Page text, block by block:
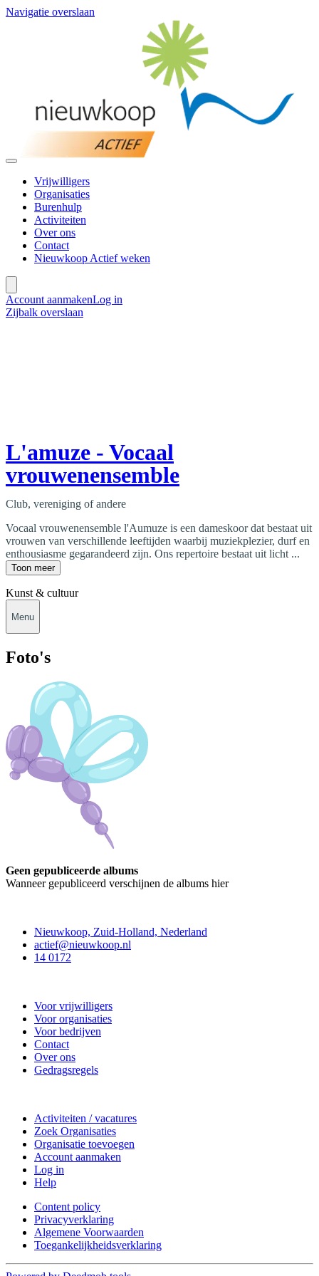
Navigatie overslaan
Vrijwilligers
Organisaties
Burenhulp
Activiteiten
Over ons
Contact
Nieuwkoop Actief weken
Account aanmakenLog in
Zijbalk overslaan
L'amuze - Vocaal
vrouwenensemble
Club, vereniging of andere
Vocaal vrouwenensemble l'Aumuze is een dameskoor dat bestaat uit
vrouwen van verschillende leeftijden waarbij muziekplezier, durf en
enthousiasme gegarandeerd zijn. Ons repertoire bestaat uit licht ...
Toon meer
Kunst & cultuur
Menu
Foto's
Geen gepubliceerde albums
Wanneer gepubliceerd verschijnen de albums hier
Nieuwkoop, Zuid-Holland, Nederland
actief@nieuwkoop.nl
14 0172
Voor vrijwilligers
Voor organisaties
Voor bedrijven
Contact
Over ons
Gedragsregels
Activiteiten / vacatures
Zoek Organisaties
Organisatie toevoegen
Account aanmaken
Log in
Help
Content policy
Privacyverklaring
Algemene Voorwaarden
Toegankelijkheidsverklaring